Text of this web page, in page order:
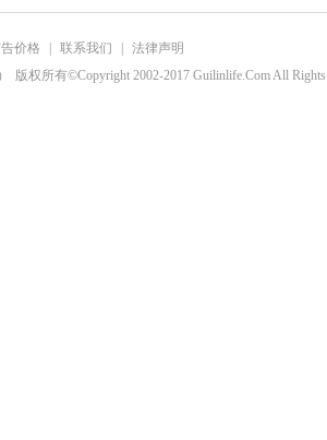
价格 联系我们
法律声明
版权所有©Copyright 2002-2017 Guilinlife.Com All Rights